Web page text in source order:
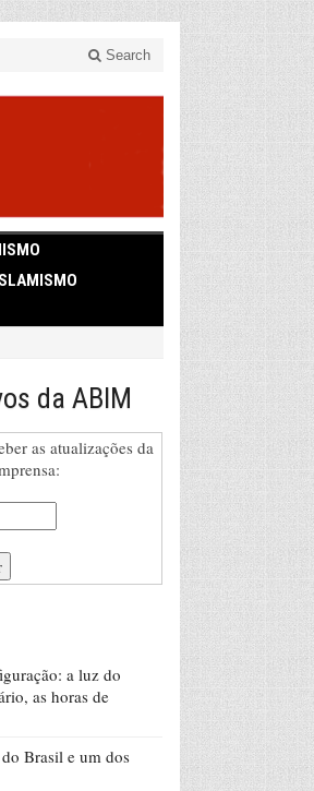
Search
da ABIM
as atualizações da
a luz do
as horas de
Brasil e um dos